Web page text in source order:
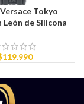
Tokyo
León de Silicona
119.990